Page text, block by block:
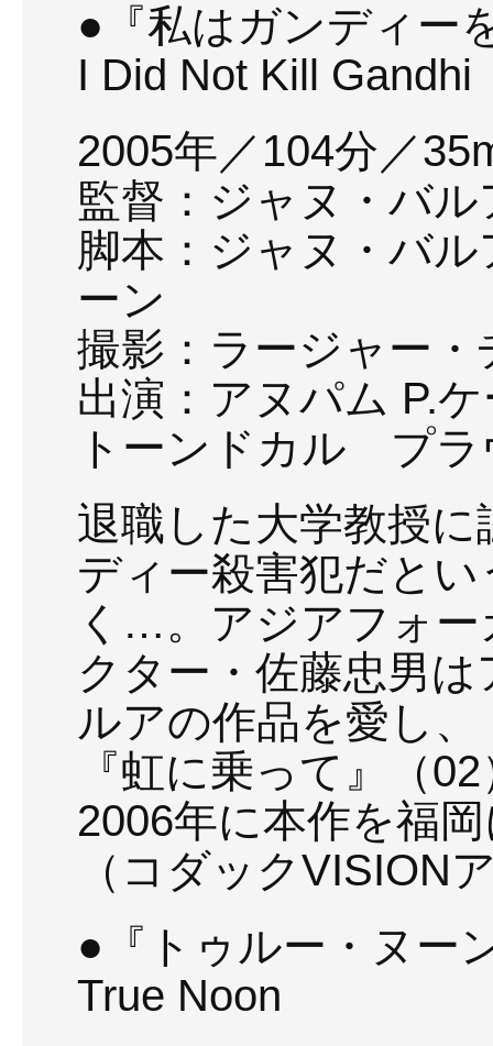
●『私はガンディー
I Did Not Kill Gandhi
2005年／104分／
監督：ジャヌ・バル
脚本：ジャヌ・バ
ーン
撮影：ラージャー
出演：アヌパム P.
トーンドカル プラ
退職した大学教授
ディー殺害犯だと
く…。アジアフォー
クター・佐藤忠男
ルアの作品を愛し
『虹に乗って』（
2006年に本作を福
（コダックVISION
●『トゥルー・ヌー
True Noon